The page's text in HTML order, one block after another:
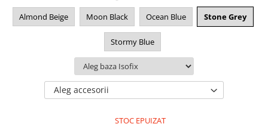
Almond Beige Moon Black Ocean Blue Stone Grey
Stormy Blue
Aleg accesorii
STOC EPUIZAT